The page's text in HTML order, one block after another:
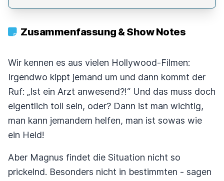
Zusammenfassung & Show Notes
Wir kennen es aus vielen Hollywood-Filmen:
Irgendwo kippt jemand um und dann kommt der
Ruf: „Ist ein Arzt anwesend?!“ Und das muss doch
eigentlich toll sein, oder? Dann ist man wichtig,
man kann jemandem helfen, man ist sowas wie
ein Held!
Aber Magnus findet die Situation nicht so
prickelnd. Besonders nicht in bestimmten - sagen